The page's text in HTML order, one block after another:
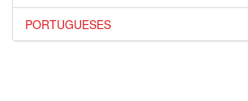
PORTUGUESES